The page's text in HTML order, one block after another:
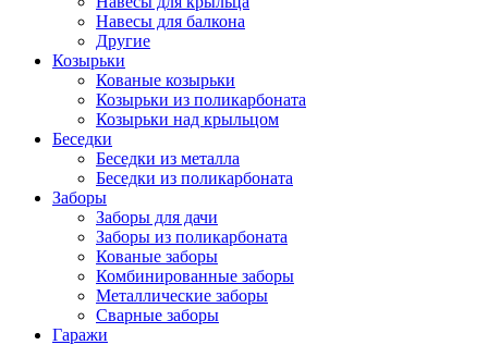
Навесы для балкона
Другие
Козырьки
Кованые козырьки
Козырьки из поликарбоната
Козырьки над крыльцом
Беседки
Беседки из металла
Беседки из поликарбоната
Заборы
Заборы для дачи
Заборы из поликарбоната
Кованые заборы
Комбинированные заборы
Металлические заборы
Сварные заборы
Гаражи